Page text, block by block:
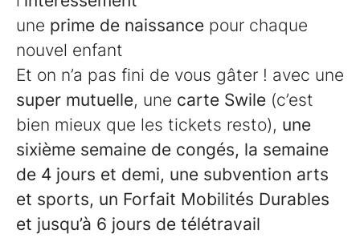
une prime de naissance pour chaque
nouvel enfant
Et on n’a pas fini de vous gâter ! avec une
super mutuelle, une carte Swile (c’est
bien mieux que les tickets resto), une
sixième semaine de congés, la semaine
de 4 jours et demi, une subvention arts
et sports, un Forfait Mobilités Durables
et jusqu’à 6 jours de télétravail